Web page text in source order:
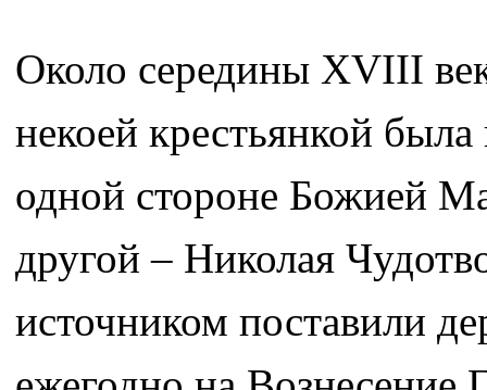
Около середины XVIII
некоей крестьянкой
одной стороне Божией
другой – Николая
источником поставили